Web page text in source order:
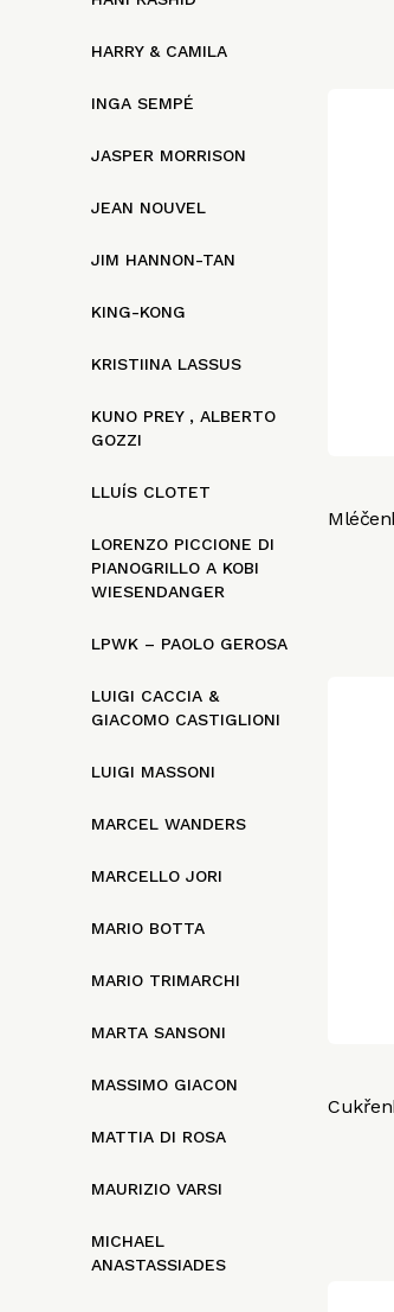
HARRY & CAMILA
INGA SEMPÉ
JASPER MORRISON
JEAN NOUVEL
JIM HANNON-TAN
KING-KONG
KRISTIINA LASSUS
KUNO PREY , ALBERTO
GOZZI
LLUÍS CLOTET
LORENZO PICCIONE DI
PIANOGRILLO A KOBI
WIESENDANGER
LPWK – PAOLO GEROSA
LUIGI CACCIA &
GIACOMO CASTIGLIONI
LUIGI MASSONI
MARCEL WANDERS
MARCELLO JORI
MARIO BOTTA
MARIO TRIMARCHI
MARTA SANSONI
MASSIMO GIACON
MATTIA DI ROSA
MAURIZIO VARSI
MICHAEL
ANASTASSIADES